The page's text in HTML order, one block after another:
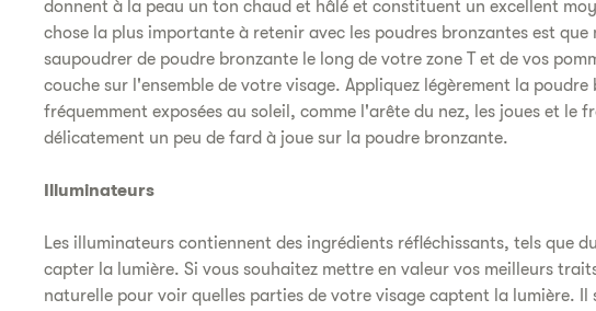
donnent à la peau un ton chaud et hâlé et constituent un excellent
chose la plus importante à retenir avec les poudres bronzantes est que
saupoudrer de poudre bronzante le long de votre zone T et de vos
couche sur l'ensemble de votre visage. Appliquez légèrement la poudre
fréquemment exposées au soleil, comme l'arête du nez, les joues et le
délicatement un peu de fard à joue sur la poudre bronzante.
Illuminateurs
Les illuminateurs contiennent des ingrédients réfléchissants, tels que
capter la lumière. Si vous souhaitez mettre en valeur vos meilleurs
naturelle pour voir quelles parties de votre visage captent la lumière.